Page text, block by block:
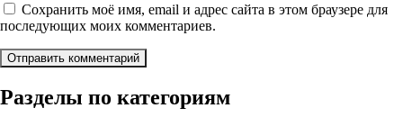
Сохранить моё имя, email и адрес сайта в этом браузере для
последующих моих комментариев.
Разделы по категориям